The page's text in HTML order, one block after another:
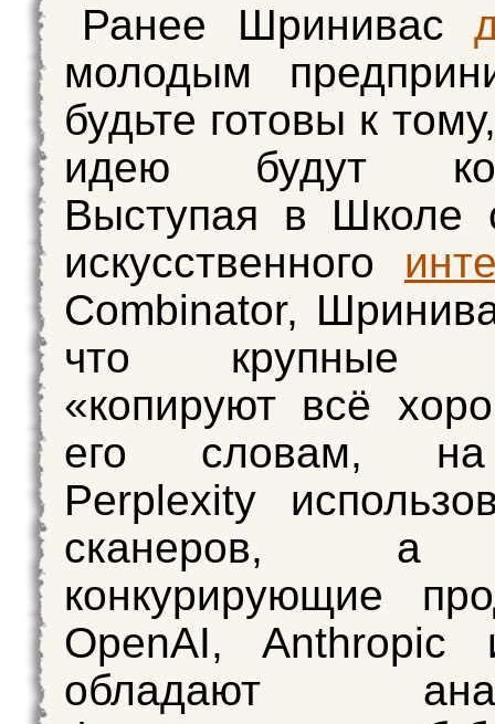
Ранее Шринивас
молодым
будьте готовы к
идею будут
Выступая в Школе
искусственного
Combinator,
что крупные
«копируют всё
его словам, на
Perplexity
сканеров, а
конкурирующие
OpenAI, Anthropic
обладают